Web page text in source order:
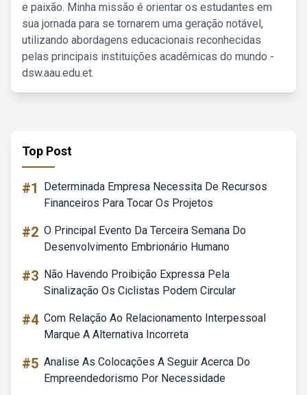
e paixão. Minha missão é orientar os estudantes em
sua jornada para se tornarem uma geração notável,
utilizando abordagens educacionais reconhecidas
pelas principais instituições acadêmicas do mundo -
dsw.aau.edu.et.
Top Post
#1
Determinada Empresa Necessita De Recursos
Financeiros Para Tocar Os Projetos
#2 O Principal Evento Da Terceira Semana Do
Desenvolvimento Embrionário Humano
#3 Não Havendo Proibição Expressa Pela
Sinalização Os Ciclistas Podem Circular
#4 Com Relação Ao Relacionamento Interpessoal
Marque A Alternativa Incorreta
#5 Analise As Colocações A Seguir Acerca Do
Empreendedorismo Por Necessidade